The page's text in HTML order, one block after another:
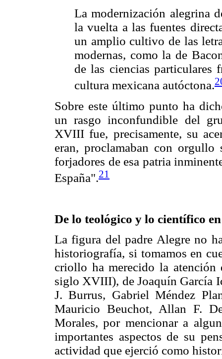
La modernización alegrina
la vuelta a las fuentes
un amplio cultivo de las
modernas, como la de
de las ciencias
cultura mexicana autóctona.
Sobre este último punto ha
un rasgo inconfundible del
XVIII fue, precisamente, su
eran, proclamaban con orgullo
forjadores de esa patria
España".21
De lo teológico y lo científico
La figura del padre Alegre no
historiografía, si tomamos en
criollo ha merecido la
siglo XVIII), de Joaquín García
J. Burrus, Gabriel Méndez
Mauricio Beuchot, Allan F.
Morales, por mencionar a
importantes aspectos de su
actividad que ejerció como